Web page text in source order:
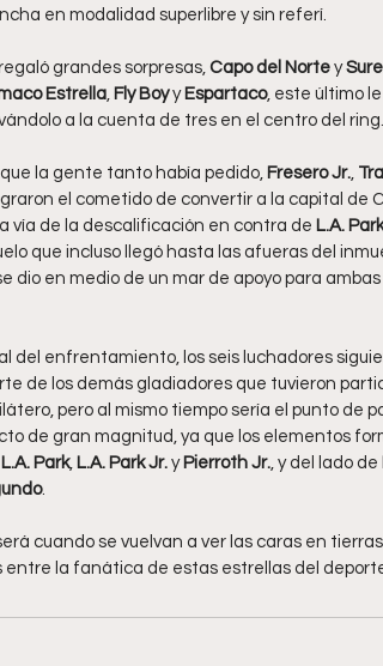
en modalidad superlibre y sin referí.
grandes sorpresas, Capo del Norte y
Estrella Fly Boy y Espartaco, este último
a la cuenta de tres en el centro del ring.
la gente tanto había pedido, Fresero Jr.
el cometido de convertir a la capital de
vía de la descalificación en contra de L.A.
que incluso llegó hasta las afueras del
dio en medio de un mar de apoyo para
del enfrentamiento, los seis luchadores
de los demás gladiadores que tuvieron
pero al mismo tiempo sería el punto de
de gran magnitud, ya que los elementos
Park, L.A. Park Jr. y Pierroth Jr. , y del lado de
.
cuando se vuelvan a ver las caras en
la fanática de estas estrellas del